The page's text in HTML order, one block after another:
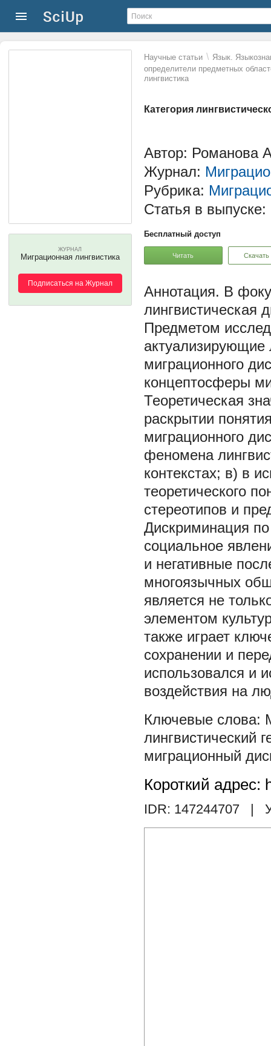
Научные статьи \ Язык.
определители предметных
лингвистика
Категория
ЖУРНАЛ
Миграционная лингвистика
Подписаться на Журнал
Автор: Романова
Журнал:
Рубрика:
Статья в выпуске:
Бесплатный доступ
Читать Скачать
В
лингвистическая
Предметом
актуализирующие
миграционного
концептосферы
Теоретическая
раскрытии
миграционного
феномена
контекстах; в) в
теоретического
стереотипов и
Дискриминация по
социальное
и негативные
многоязычных
является не
элементом
также играет
сохранении и
использовался и
воздействия на
лингвистический
миграционный
Короткий адрес:
IDR: 147244707 |